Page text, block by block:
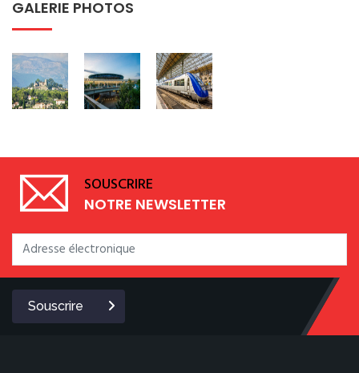
GALERIE PHOTOS
SOUSCRIRE
NOTRE NEWSLETTER
Souscrire